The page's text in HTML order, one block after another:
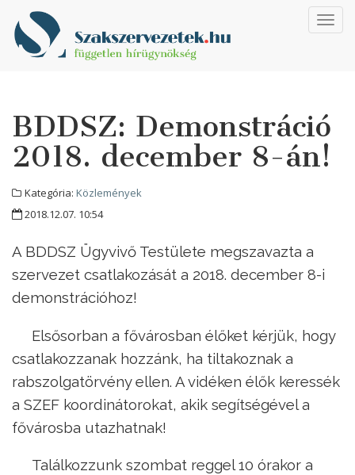
BDDSZ: Demonstráció
2018. december 8-án!
Kategória: Közlemények
2018.12.07. 10:54
A BDDSZ Ügyvivő Testülete megszavazta a
szervezet csatlakozását a 2018. december 8-i
demonstrációhoz!
Elsősorban a fővárosban élőket kérjük, hogy
csatlakozzanak hozzánk, ha tiltakoznak a
rabszolgatörvény ellen. A vidéken élők keressék
a SZEF koordinátorokat, akik segítségével a
fővárosba utazhatnak!
Találkozzunk szombat reggel 10 órakor a